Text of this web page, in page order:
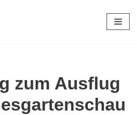
zum Ausflug